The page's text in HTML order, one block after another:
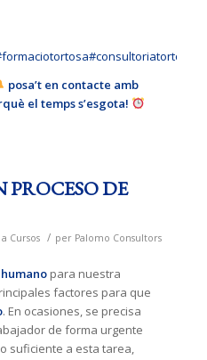
#consultoriatortosa
posa’t en contacte amb
el temps s’esgota!
PROCESO DE
a Cursos / per Palomo Consultors
para nuestra
factores para que
. En ocasiones, se precisa
de forma urgente
suficiente a esta tarea,